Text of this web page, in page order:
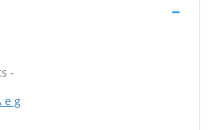
-
e g